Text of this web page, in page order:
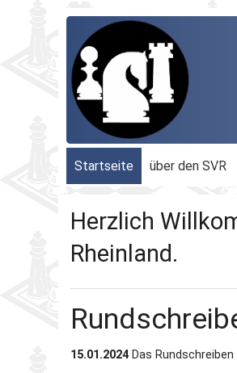
Startseite über den SVR
Schachbezirke
Ordnungen
Protokolle
Herzlich
Rheinland.
15.01.2024 Das